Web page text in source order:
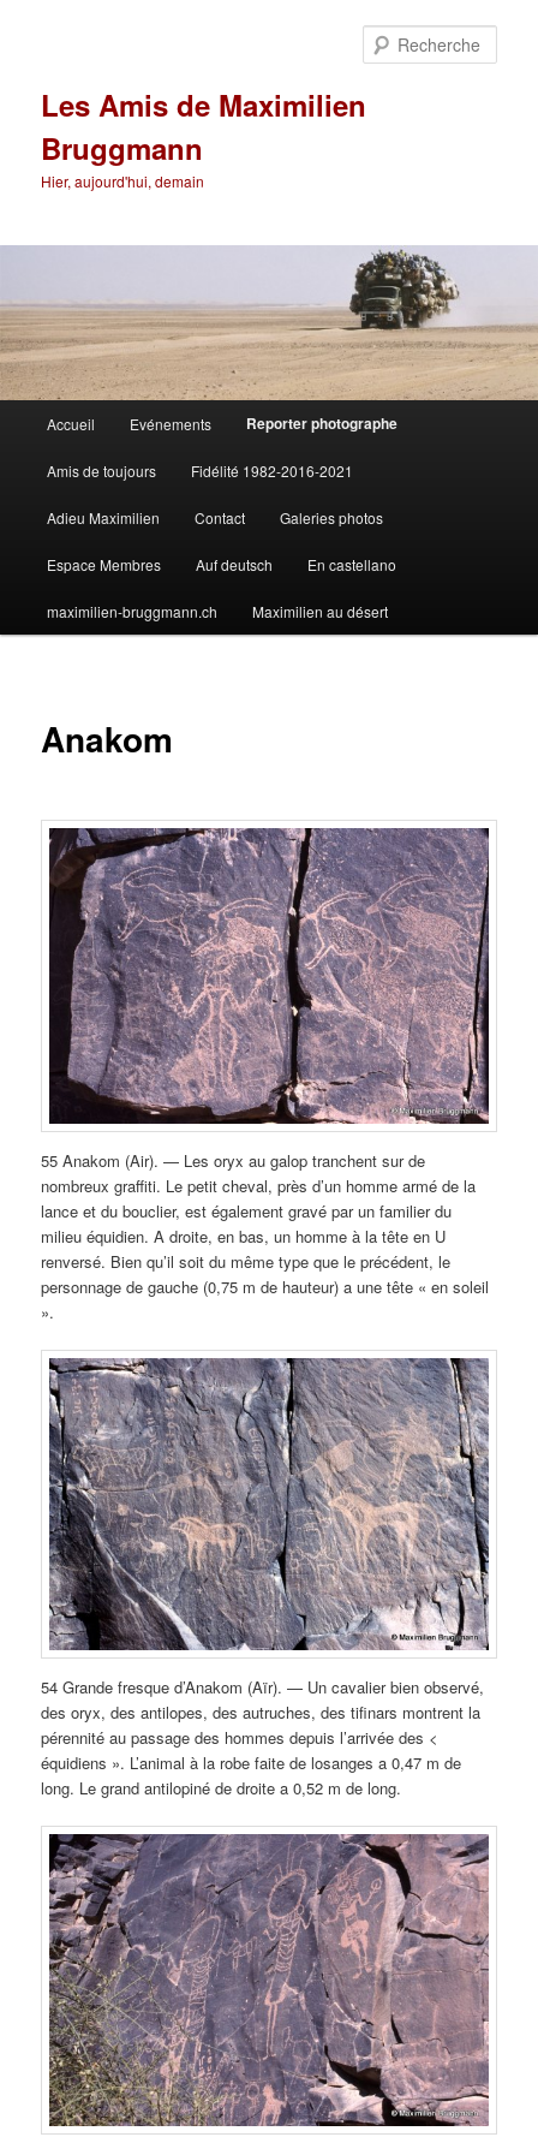
Les Amis de Maximilien
Bruggmann
Hier, aujourd'hui, demain
principal
Accueil Evénements Reporter photographe
Amis de toujours Fidélité 1982-2016-2021
Adieu Maximilien Contact Galeries photos
Espace Membres Auf deutsch En castellano
maximilien-bruggmann.ch Maximilien au désert
Anakom
55 Anakom (Air). — Les oryx au galop tranchent sur de
nombreux graffiti. Le petit cheval, près d’un homme armé de la
lance et du bouclier, est également gravé par un familier du
milieu équidien. A droite, en bas, un homme à la tête en U
renversé. Bien qu’il soit du même type que le précédent, le
personnage de gauche (0,75 m de hauteur) a une tête « en soleil
».
54 Grande fresque d’Anakom (Aïr). — Un cavalier bien observé,
des oryx, des antilopes, des autruches, des tifinars montrent la
pérennité au passage des hommes depuis l’arrivée des <
équidiens ». L’animal à la robe faite de losanges a 0,47 m de
long. Le grand antilopiné de droite a 0,52 m de long.